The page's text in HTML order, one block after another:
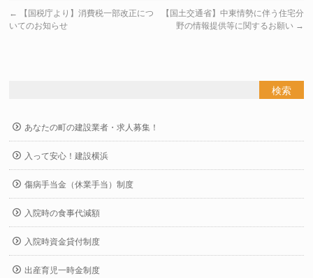
←
【国税庁より】消費税一部改正につ
いてのお知らせ
【国土交通省】中東情勢に伴う住宅分
野の情報提供等に関するお願い →
あなたの町の建設業者・求人募集！
入って安心！建設横浜
傷病手当金（休業手当）制度
入院時の食事代減額
入院時資金貸付制度
出産育児一時金制度